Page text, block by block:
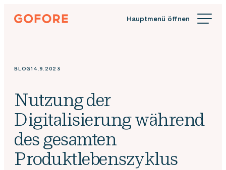
Zum
Inhalt
Gofore
in
BLOG14.9.2023
Nutzung der
Digitalisierung während
des gesamten
Produktlebenszyklus